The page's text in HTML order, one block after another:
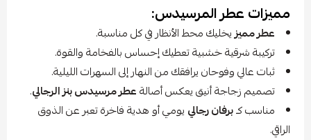
مميزات عطر المرسيدس:
عطر مميزيخليك محط الأنظار في كل مناسبة.
تركيبة شرقية خشبية تعطيك إحساس بالفخامة والقوة.
ثبات عالي وفوحان يرافقك من النهار إلى السهرات الليلية.
تصميم زجاجة أنيق يعكس أصالةعطر مرسيدس بنز الرجالي.
مناسب كـبرفان رجالي يومي أو هدية فاخرة تعبر عن الذوق
الراقي.